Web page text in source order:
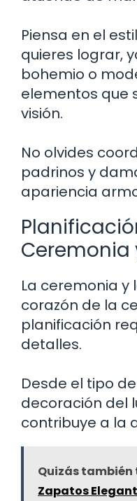
Piensa en el
quieres lograr,
bohemio o
elementos que
visión.
No olvides
padrinos y
apariencia
Ceremonia
La ceremonia y
corazón de la
planificación
detalles.
Desde el tipo
decoración del
contribuye a la
Quizás también
Zapatos